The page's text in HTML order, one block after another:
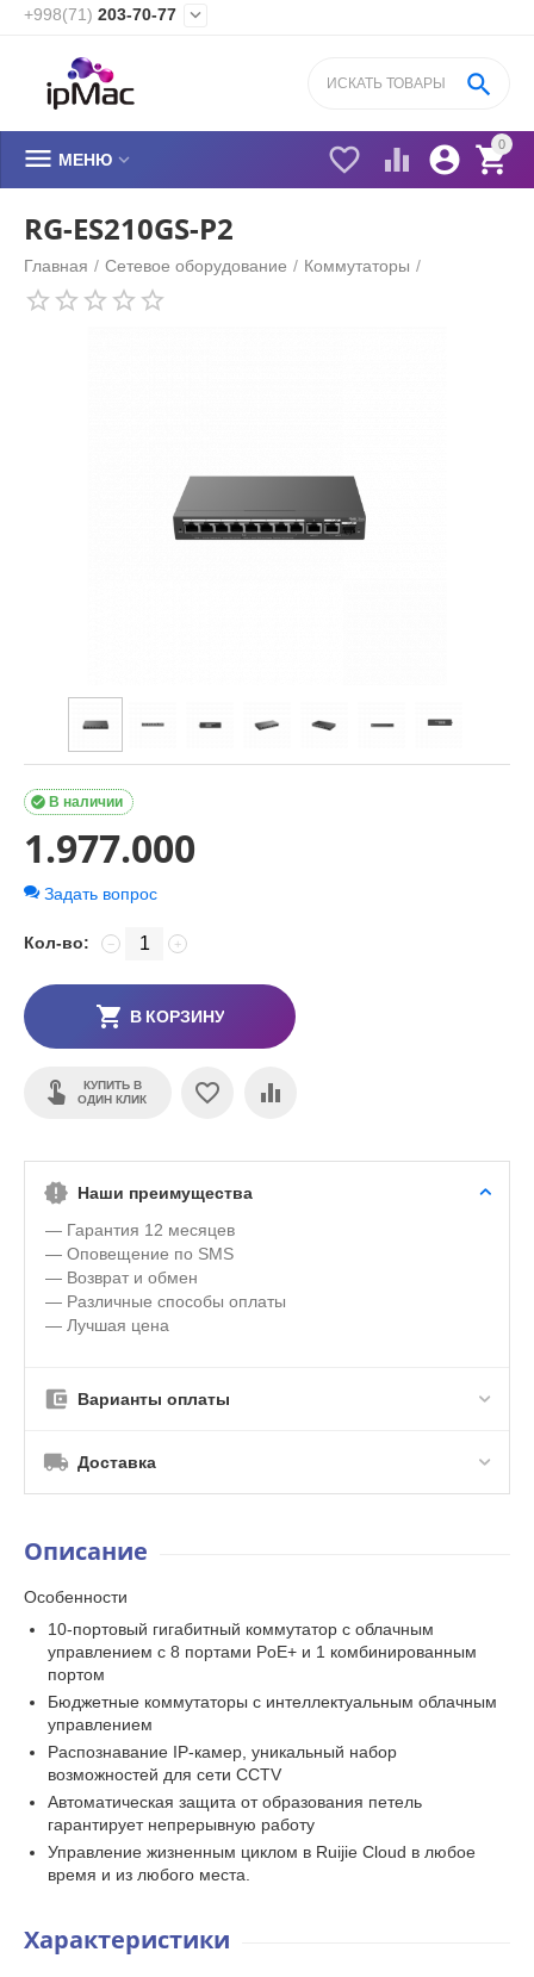
+998(71) 203-70-77 
0


 

 МЕНЮ 
RG-ES210GS-P2
Главная / Сетевое оборудование / Коммутаторы /
В наличии

1.977.000
Задать вопрос
Кол-во: +
−
В КОРЗИНУ
КУПИТЬ В
ОДИН КЛИК
Наши преимущества
— Гарантия 12 месяцев
— Оповещение по SMS
— Возврат и обмен
— Различные способы оплаты
— Лучшая цена
Варианты оплаты
Доставка
Описание
Особенности
10-портовый гигабитный коммутатор с облачным
управлением с 8 портами PoE+ и 1 комбинированным
портом
Бюджетные коммутаторы с интеллектуальным облачным
управлением
Распознавание IP-камер, уникальный набор
возможностей для сети CCTV
Автоматическая защита от образования петель
гарантирует непрерывную работу
Управление жизненным циклом в Ruijie Cloud в любое
время и из любого места.
Характеристики